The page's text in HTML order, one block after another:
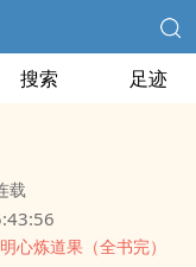
搜索 足迹
载
心炼道果（全书完）